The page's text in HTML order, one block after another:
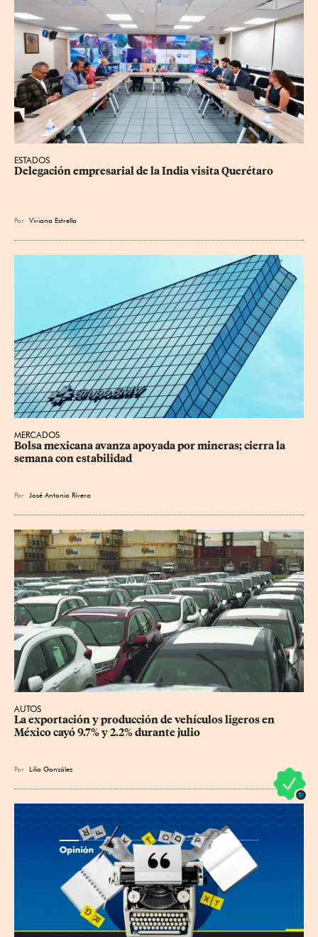
ESTADOS
Delegación empresarial de la India visita Querétaro
Por Viviana Estrella
MERCADOS
Bolsa mexicana avanza apoyada por mineras; cierra la
semana con estabilidad
Por José Antonio Rivera
AUTOS
La exportación y producción de vehículos ligeros en
México cayó 9.7% y 2.2% durante julio
Por Lilia González